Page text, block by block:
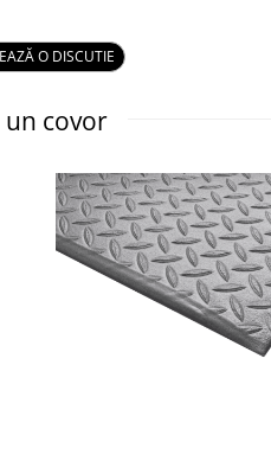
O DISCUTIE
un covor